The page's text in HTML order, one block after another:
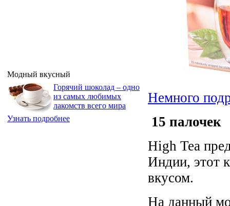
Модный вкусный
Горячий шоколад – одно
из самых любимых
лакомств всего мира
Узнать подробнее
Немного
15 палочек
High Tea
Индии, этот
вкусом.
На данный